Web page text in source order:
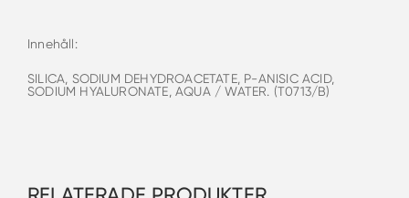
Innehåll:
SILICA, SODIUM DEHYDROACETATE, P-ANISIC ACID,
SODIUM HYALURONATE, AQUA / WATER. (T0713/B)